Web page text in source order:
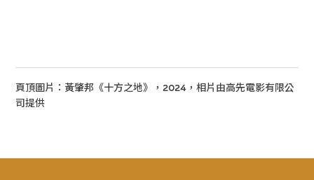
頁頂圖片：黃肇邦《十方之地》，2024，相片由高先電影有限公
司提供